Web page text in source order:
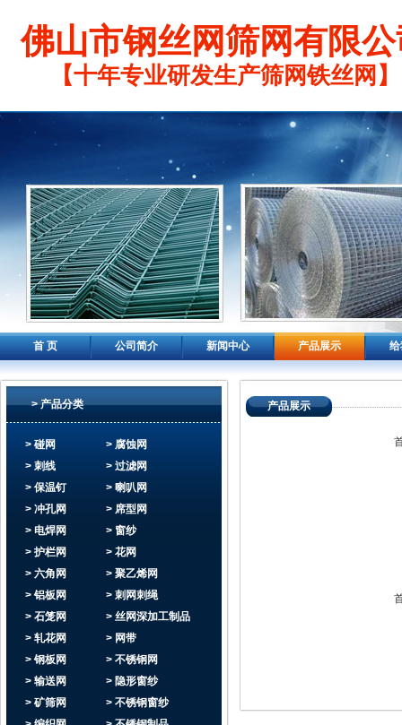
佛山市钢丝网筛网有限
【十年专业研发生产筛网铁丝网】
首 页 公司简介 新闻中心 产品展示
> 产品分类
> 碰网
> 刺线
> 保温钉
> 冲孔网
> 电焊网
> 护栏网
> 六角网
> 铝板网
> 石笼网
> 轧花网
> 钢板网
> 输送网
> 矿筛网
> 腐蚀网
> 过滤网
> 喇叭网
> 席型网
> 窗纱
> 花网
> 聚乙烯网
> 刺网刺绳
> 丝网深加工制品
> 网带
> 不锈钢网
> 隐形窗纱
> 不锈钢窗纱
产品展示